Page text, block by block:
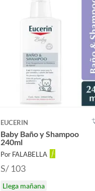
EUCERIN
Baby Baño y Shampoo
240ml
Por FALABELLA
S/ 103
Llega mañana